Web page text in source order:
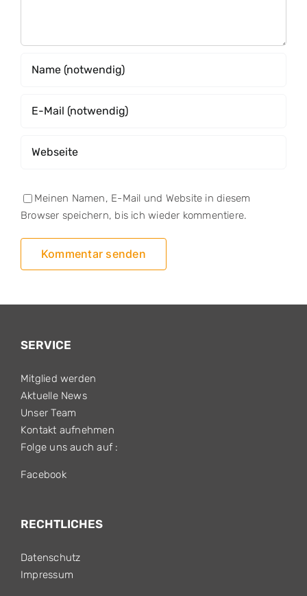
Meinen Namen, E-Mail und Website in diesem
Browser speichern, bis ich wieder kommentiere.
SERVICE
Mitglied werden
Aktuelle News
Unser Team
Kontakt aufnehmen
Folge uns auch auf :
Facebook
RECHTLICHES
Datenschutz
Impressum